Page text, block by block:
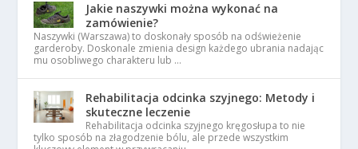
Jakie naszywki można wykonać na
zamówienie?
Naszywki (Warszawa) to doskonały sposób na odświeżenie
garderoby. Doskonale zmienia design każdego ubrania nadając
mu osobliwego charakteru lub …
Rehabilitacja odcinka szyjnego: Metody i
skuteczne leczenie
Rehabilitacja odcinka szyjnego kręgosłupa to nie
tylko sposób na złagodzenie bólu, ale przede wszystkim